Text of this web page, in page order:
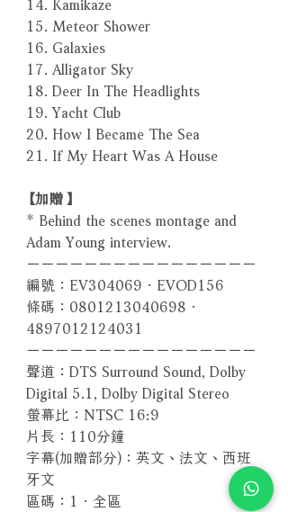
15. Meteor Shower
16. Galaxies
17. Alligator Sky
18. Deer In The Headlights
19. Yacht Club
20. How I Became The Sea
21. If My Heart Was A House
【加贈】
* Behind the scenes montage and
Adam Young interview.
－－－－－－－－－－－－－－－－
編號：EV304069．EVOD156
條碼：0801213040698．
4897012124031
－－－－－－－－－－－－－－－－
聲道：DTS Surround Sound, Dolby
Digital 5.1, Dolby Digital Stereo
螢幕比：NTSC 16:9
片長：110分鐘
字幕(加贈部分)：英文、法文、西班
牙文
區碼：1．全區